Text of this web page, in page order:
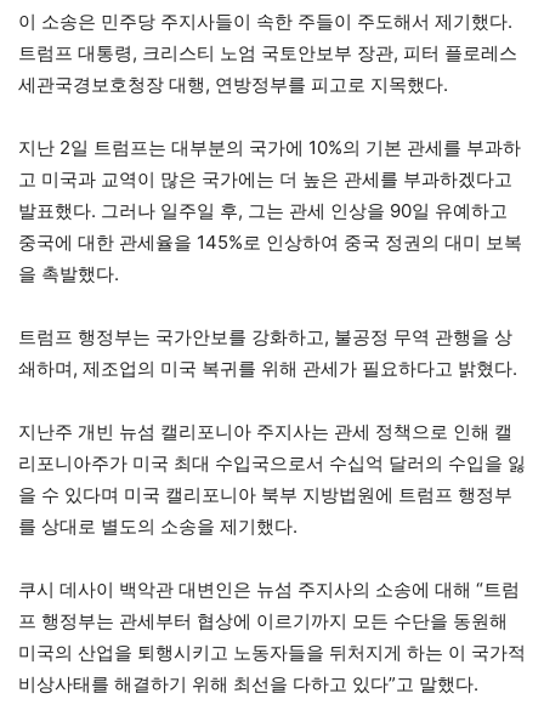
이 소송은 민주당 주지사들이 속한 주들이 주도해서 제기했다.
트럼프 대통령, 크리스티 노엄 국토안보부 장관, 피터 플로레스
세관국경보호청장 대행, 연방정부를 피고로 지목했다.
지난 2일 트럼프는 대부분의 국가에 10%의 기본 관세를 부과하
고 미국과 교역이 많은 국가에는 더 높은 관세를 부과하겠다고
발표했다. 그러나 일주일 후, 그는 관세 인상을 90일 유예하고
중국에 대한 관세율을 145%로 인상하여 중국 정권의 대미 보복
을 촉발했다.
트럼프 행정부는 국가안보를 강화하고, 불공정 무역 관행을 상
쇄하며, 제조업의 미국 복귀를 위해 관세가 필요하다고 밝혔다.
지난주 개빈 뉴섬 캘리포니아 주지사는 관세 정책으로 인해 캘
리포니아주가 미국 최대 수입국으로서 수십억 달러의 수입을 잃
을 수 있다며 미국 캘리포니아 북부 지방법원에 트럼프 행정부
를 상대로 별도의 소송을 제기했다.
쿠시 데사이 백악관 대변인은 뉴섬 주지사의 소송에 대해 “트럼
프 행정부는 관세부터 협상에 이르기까지 모든 수단을 동원해
미국의 산업을 퇴행시키고 노동자들을 뒤처지게 하는 이 국가적
비상사태를 해결하기 위해 최선을 다하고 있다”고 말했다.